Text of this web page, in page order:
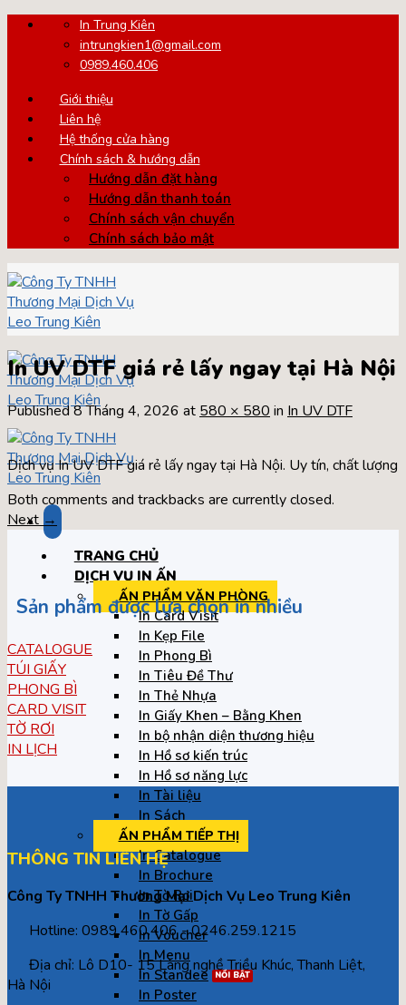
Skip
In Trung Kiên
intrungkien1@gmail.com
0989.460.406
Giới thiệu
Liên hệ
Hệ thống cửa hàng
Chính sách & hướng dẫn
Hướng dẫn đặt hàng
Hướng dẫn thanh toán
Chính sách vận chuyển
Chính sách bảo mật
TRANG CHỦ
DỊCH VỤ IN ẤN
ẤN PHẨM VĂN PHÒNG
In Card Visit
In Kẹp File
In Phong Bì
In Tiêu Đề Thư
In Thẻ Nhựa
In Giấy Khen – Bằng Khen
In bộ nhận diện thương hiệu
In Hồ sơ kiến trúc
In Hồ sơ năng lực
In Tài liệu
In Sách
ẤN PHẨM TIẾP THỊ
In Catalogue
In Brochure
In Tờ Rơi
In Tờ Gấp
In Voucher
In Menu
In Standee
In Poster
In UV DTF giá rẻ lấy ngay tại Hà Nội
Published8 Tháng 4, 2026 at 580 × 580 in In UV DTF
Dịch vụ In UV DTF giá rẻ lấy ngay tại Hà Nội. Uy tín, chất lượng
Both comments and trackbacks are currently closed.
Next →
Sản phẩm được lựa chọn in nhiều
CATALOGUE
TÚI GIẤY
PHONG BÌ
CARD VISIT
TỜ RƠI
IN LỊCH
THÔNG TIN LIÊN HỆ
Công Ty TNHH Thương Mại Dịch Vụ Leo Trung Kiên
Hotline: 0989.460.406 - 0246.259.1215
Địa chỉ: Lô D10- 15 Làng nghề Triều Khúc, Thanh Liệt,
Hà Nội